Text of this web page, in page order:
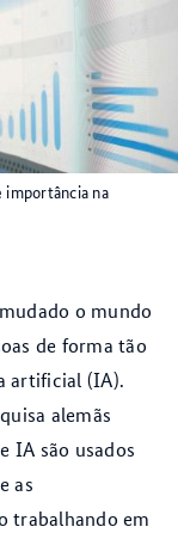
na
o mundo
de forma tão
artificial (IA).
alemãs
IA são usados
as
trabalhando em